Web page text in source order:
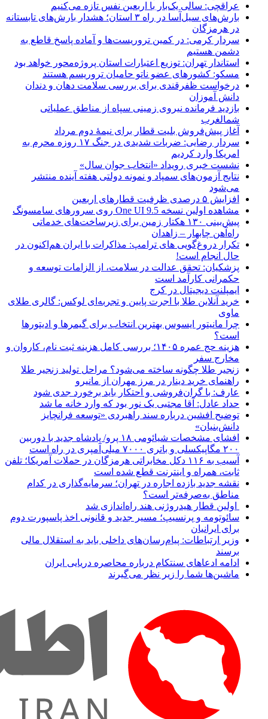
عراقچی: سالی یک‌بار با اربعین نفس تازه می‌کنیم
بارش‌های سیل‌آسا در راه ۳ استان؛ هشدار بارش‌های تابستانه
در هرمزگان
سردار کرمی: در کمین تروریست‌ها و آماده پاسخ قاطع به
دشمن هستیم
استاندار تهران: توزیع اعتبارات استان پروژه‌محور خواهد بود
مسکو: کشورهای عضو ناتو حامیان تروریسم هستند
درخواست ظفرقندی برای بررسی سلامت دهان و دندان
دانش آموزان
بازدید فرمانده نیروی زمینی سپاه از مناطق عملیاتی
شمالغرب
آغاز پیش‌فروش بلیت قطار برای نیمۀ دوم مرداد
سردار رضایی: ضربات شدیدی در جنگ ۱۷ روزه محرم به
امریکا وارد کردیم
نشست خبری رویداد «انتخاب جوان سال»
نتایج آزمون‌های سمپاد و نمونه دولتی هفته آینده منتشر
می‌شود
افزایش ۵ درصدی ظرفیت قطارهای اربعین
مشاهده اولین نسخه One UI 9.5 روی سرورهای سامسونگ
پیش‌بینی ۱۳۰ هکتار زمین برای زیرساخت‌های خدماتی
راه‌آهن چابهار – زاهدان
تکرار دروغ‌گویی های ترامپ: مذاکرات با ایران هم‌اکنون در
حال انجام است!
پزشکیان: تحقق عدالت در سلامت، از الزامات توسعه و
حکمرانی کارآمد است
ایمپلنت دیجیتال در کرج
خرید آنلاین طلا با اجرت پایین و تجربه‌ای لوکس: گالری طلای
ماوی
چرا مانیتور ایسوس بهترین انتخاب برای گیمرها و ادیتورها
است؟
هزینه حج عمره ۱۴۰۵؛ بررسی کامل هزینه ثبت نام، کاروان و
مخارج سفر
زنجیر طلا چگونه ساخته می‌شود؟ مراحل تولید زنجیر طلا
راهنمای خرید دینار در مرز مهران از مانیرو
عارف: با گران‌فروشی و احتکار باید برخورد جدی شود
حداد عادل: آقا مجتبی یک نور بود که وارد خانه ما شد
توضیح افشین درباره سند راهبردی «توسعه فرانچایز
دانش‌بنیان»
افشای مشخصات شیائومی ۱۸ پرو/ پادشاه جدید با دوربین
۲۰۰ مگاپیکسلی و باتری ۷۰۰۰ میلی‌آمپری در راه است
آسیب به ۱۱۶ دکل مخابراتی هرمزگان در حملات آمریکا؛ تلفن
ثابت، همراه و اینترنت ‌قطع شده است
نقشه جدید بازده اجاره در تهران؛ سرمایه‌گذاری در کدام
مناطق به‌صرفه‌تر است؟
اولین قطار هیدروژنی هند راه‌اندازی شد
سائوتومه و پرنسیپ؛ مسیر جدید و قانونی اخذ پاسپورت دوم
برای ایرانیان
وزیر ارتباطات: پیام‌رسان‌های داخلی باید به استقلال مالی
برسند
ادامه ادعاهای سنتکام درباره محاصره دریایی ایران
ماشین‌ها شما را زیر نظر می‌گیرند